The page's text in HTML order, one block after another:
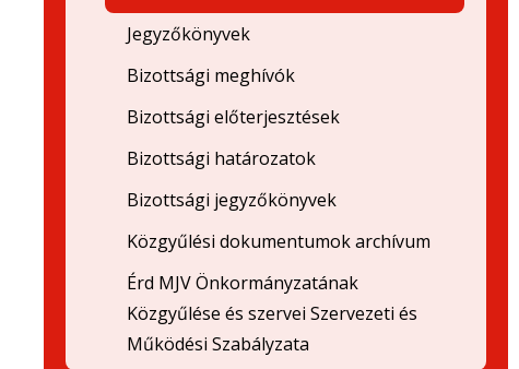
Jegyzőkönyvek
Bizottsági meghívók
Bizottsági előterjesztések
Bizottsági határozatok
Bizottsági jegyzőkönyvek
Közgyűlési dokumentumok archívum
Érd MJV Önkormányzatának
Közgyűlése és szervei Szervezeti és
Működési Szabályzata